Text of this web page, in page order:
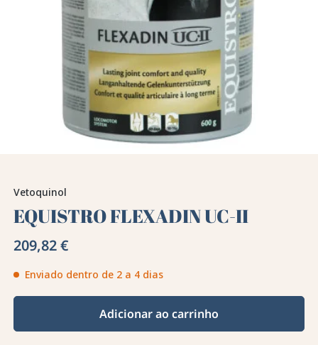
Vetoquinol
EQUISTRO FLEXADIN UC-II
209,82 €
Enviado dentro de 2 a 4 dias
Adicionar ao carrinho